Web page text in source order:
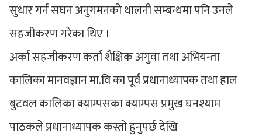
सुधार गर्न सघन अनुगमनको थालनी सम्बन्धमा पनि उनले
सहजीकरण गरेका थिए ।
अर्का सहजीकरण कर्ता शैक्षिक अगुवा तथा अभियन्ता
कालिका मानवज्ञान मा.वि का पूर्व प्रधानाध्यापक तथा हाल
बुटवल कालिका क्याम्पसका क्याम्पस प्रमुख घनश्याम
पाठकले प्रधानाध्यापक कस्तो हुनुपर्छ देखि